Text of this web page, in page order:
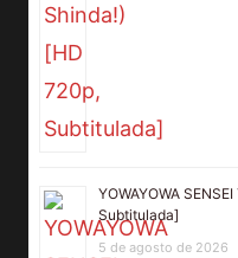
YOWAYOWA
Subtitulada]
5 de agosto de 2026